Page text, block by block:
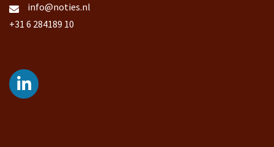
info@noties.nl
+31 6 284189 10